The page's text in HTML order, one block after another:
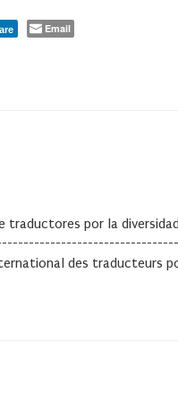
Email
traductores por la
des traducteurs